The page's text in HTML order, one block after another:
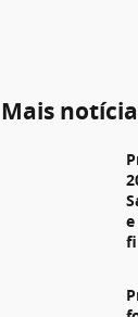
Mais